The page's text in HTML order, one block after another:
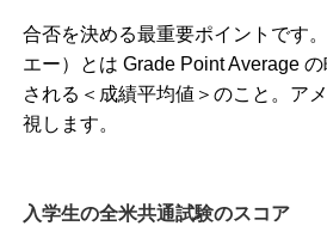
合否を決める最重要ポイントです
エー）とは Grade Point Average
される＜成績平均値＞のこと。ア
視します。
入学生の全米共通試験のスコア